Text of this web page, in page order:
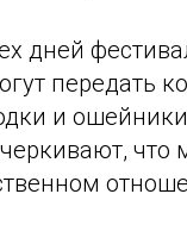
дней
передать
и
что